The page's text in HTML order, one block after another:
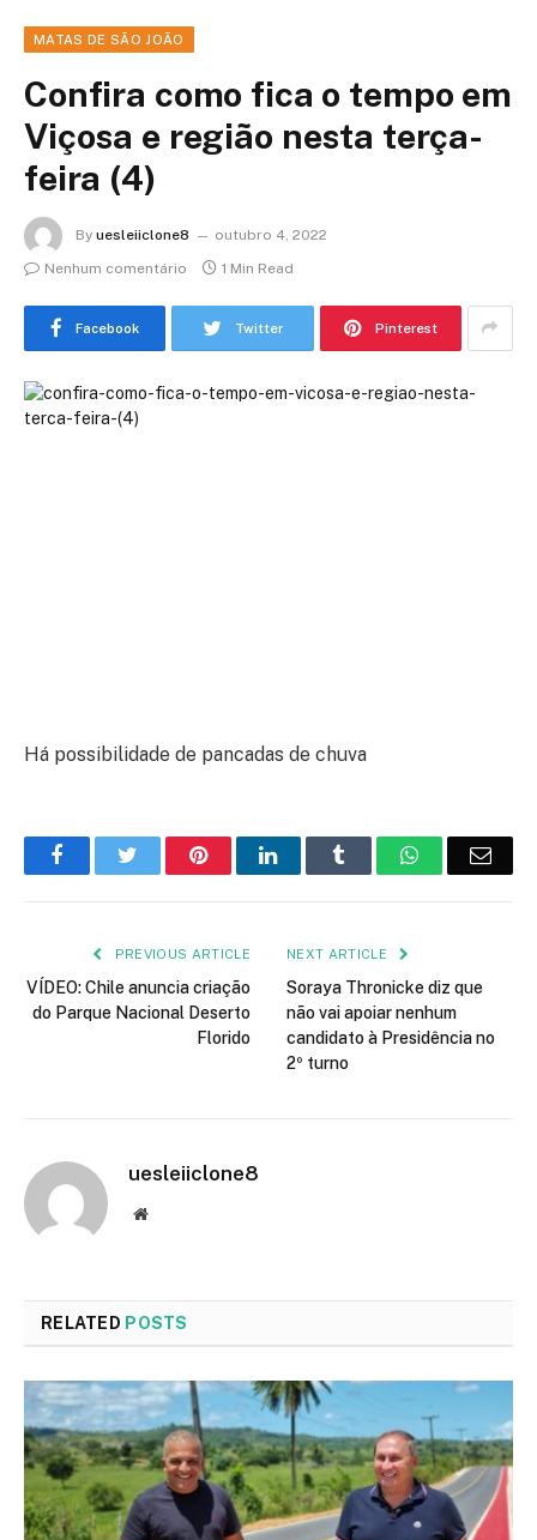
MATAS DE SÃO JOÃO
Confira como fica o tempo em
Viçosa e região nesta terça-
feira (4)
By uesleiiclone8
outubro 4, 2022
Nenhum comentário
1 Min Read
Facebook Twitter Pinterest
Há possibilidade de pancadas de chuva
FacebookTwitter PinterestLinkedIn Tumblr WhatsApp
PREVIOUS ARTICLE
VÍDEO: Chile anuncia criação
do Parque Nacional Deserto
Florido
NEXT ARTICLE
Soraya Thronicke diz que
não vai apoiar nenhum
candidato à Presidência no
2º turno
uesleiiclone8
Website
RELATED POSTS